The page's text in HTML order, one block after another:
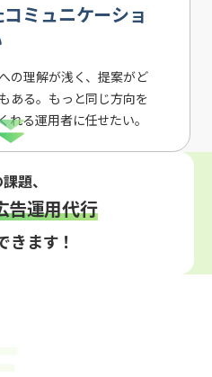
ミュニケーショ
の理解が浅く、提案がど
ある。もっと同じ方向を
れる運用者に任せたい。
題、
告運用代行
きます！